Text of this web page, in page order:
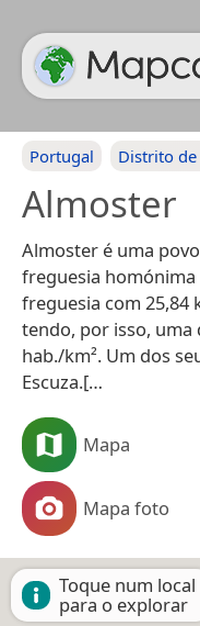
Portugal Distrito
Almoster
Almoster é uma
freguesia
freguesia com 25,84
tendo, por isso, uma
hab./km². Um dos
Escuza.[…
Mapa
Mapa foto
Toque num local
para o explorar